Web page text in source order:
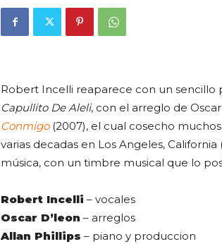
Robert Incelli reaparece con un sencillo
Capullito De Aleli, con el arreglo de
Conmigo(2007), el cual cosecho
varias decadas en Los Angeles,
música, con un timbre musical que lo
Robert Incelli – vocales
Oscar D’leon – arreglos
Allan Phillips – piano y produccion